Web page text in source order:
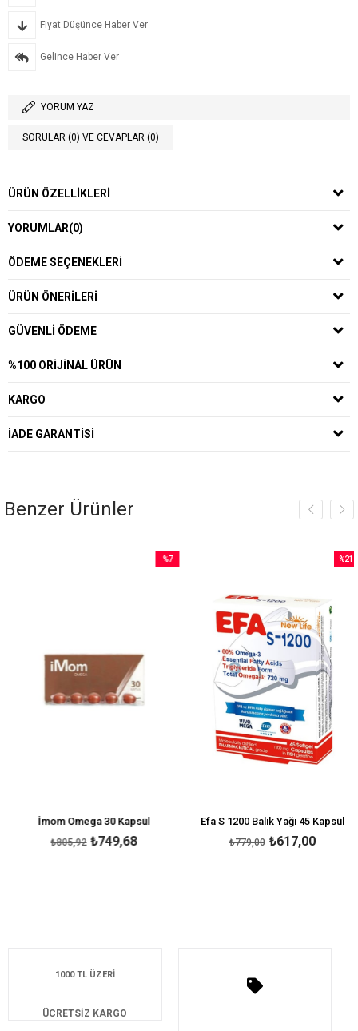
Fiyat Düşünce Haber Ver
Gelince Haber Ver
YORUM YAZ
SORULAR (0) VE CEVAPLAR (0)
ÜRÜN ÖZELLIKLERI
YORUMLAR(0)
ÖDEME SEÇENEKLERI
ÜRÜN ÖNERILERI
GÜVENLI ÖDEME
%100 ORIJINAL ÜRÜN
KARGO
İADE GARANTISI
Benzer Ürünler
İmom Omega 30 Kapsül
₺749,68
₺805,92
%7
Efa S 1200 Balık Yağı 45 Kapsül
₺617,00
₺779,00
%21
1000 TL ÜZERİ
ÜCRETSİZ KARGO